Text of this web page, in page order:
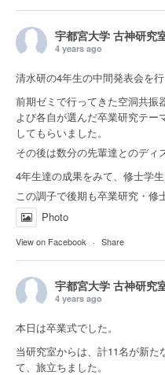
宇都宮大学 古神研究
4 years ago
清水研の4年生の中間発表会を行
前期ゼミで行ってきた空洞共振
よび各自が選んだ卒業研究テー
してもらいました。
その後は数分の先輩達とのディ
4年生達の成果をみて、修士学
この調子で後期も卒業研究・修
Photo
View on Facebook · Share
宇都宮大学 古神研究
4 years ago
本日は卒業式でした。
当研究室からは、計11名が新
て、旅立ちました。